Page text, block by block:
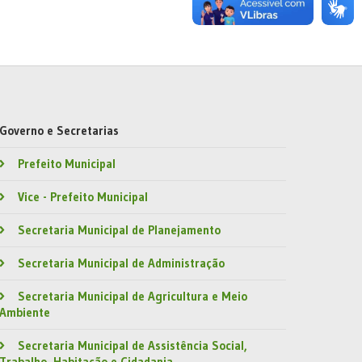
Governo e Secretarias
Prefeito Municipal
Vice - Prefeito Municipal
Secretaria Municipal de Planejamento
Secretaria Municipal de Administração
Secretaria Municipal de Agricultura e Meio
Ambiente
Secretaria Municipal de Assistência Social,